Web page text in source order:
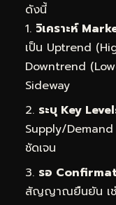
ดังนี้
วิเคราะห์
เป็น Uptrend
Downtrend
Sideway
ระบุ Key
Supply/
ชัดเจน
รอ
สัญญาณยืนยัน เช่